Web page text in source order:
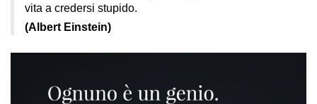
vita a credersi stupido.
(Albert Einstein)